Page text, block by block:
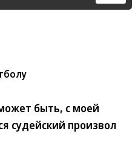
быть, с моей
судейский произвол